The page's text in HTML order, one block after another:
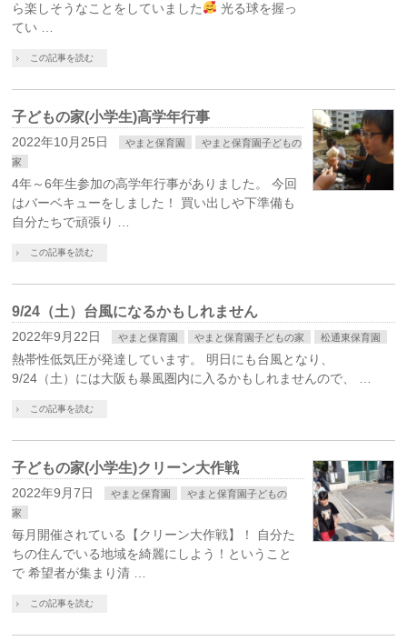
ら楽しそうなことをしていました
光る球を握っ
てい …
この記事を読む
子どもの家(小学生)高学年行事
2022年10月25日 やまと保育園
やまと保育園子どもの
家
4年～6年生参加の高学年行事がありました。 今回
はバーベキューをしました！ 買い出しや下準備も
自分たちで頑張り …
この記事を読む
9/24（土）台風になるかもしれません
2022年9月22日 やまと保育園 やまと保育園子どもの家 松通東保育園
熱帯性低気圧が発達しています。 明日にも台風となり、
9/24（土）には大阪も暴風圏内に入るかもしれませんので、 …
この記事を読む
子どもの家(小学生)クリーン大作戦
2022年9月7日 やまと保育園
やまと保育園子どもの
家
毎月開催されている【クリーン大作戦】！ 自分た
ちの住んでいる地域を綺麗にしよう！ということ
で 希望者が集まり清 …
この記事を読む